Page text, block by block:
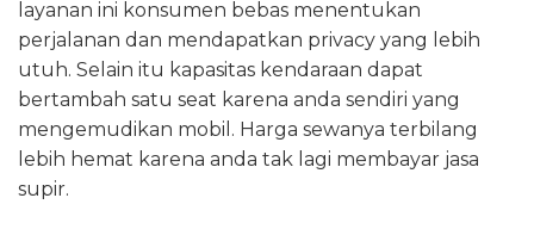
layanan ini konsumen bebas menentukan
perjalanan dan mendapatkan privacy yang lebih
utuh. Selain itu kapasitas kendaraan dapat
bertambah satu seat karena anda sendiri yang
mengemudikan mobil. Harga sewanya terbilang
lebih hemat karena anda tak lagi membayar jasa
supir.